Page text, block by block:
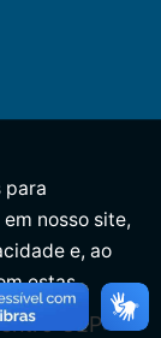
CEP:
para
nosso site,
e, ao
estas